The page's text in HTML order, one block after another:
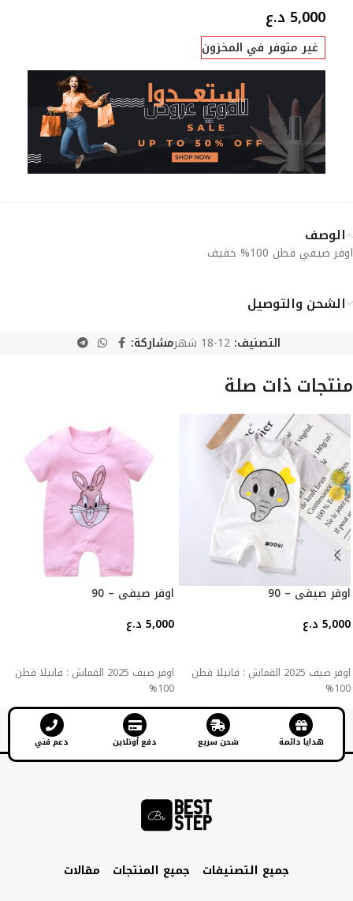
5,000 د.ع
غير متوفر في المخزون
الوصف
اوفر صيفي قطن 100% خفيف
الشحن والتوصيل
التصنيف: 12-18 شهر مشاركة:
منتجات ذات صلة
اوفر صيفي – 90
5,000 د.ع
اوفر صيف 2025 القماش : فانيلا قطن
100%
اوفر صيفي – 90
5,000 د.ع
اوفر صيف 2025 القماش : فانيلا قطن
100%
هدايا دائمة شحن سريع دفع أونلاين دعم فني
جميع التصنيفات جميع المنتجات مقالات